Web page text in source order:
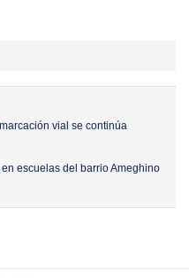
vial se continúa
escuelas del barrio Ameghino